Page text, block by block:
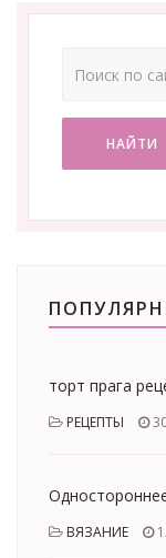
НАЙТИ
торт прага
РЕЦЕПТЫ
ВЯЗАНИЕ